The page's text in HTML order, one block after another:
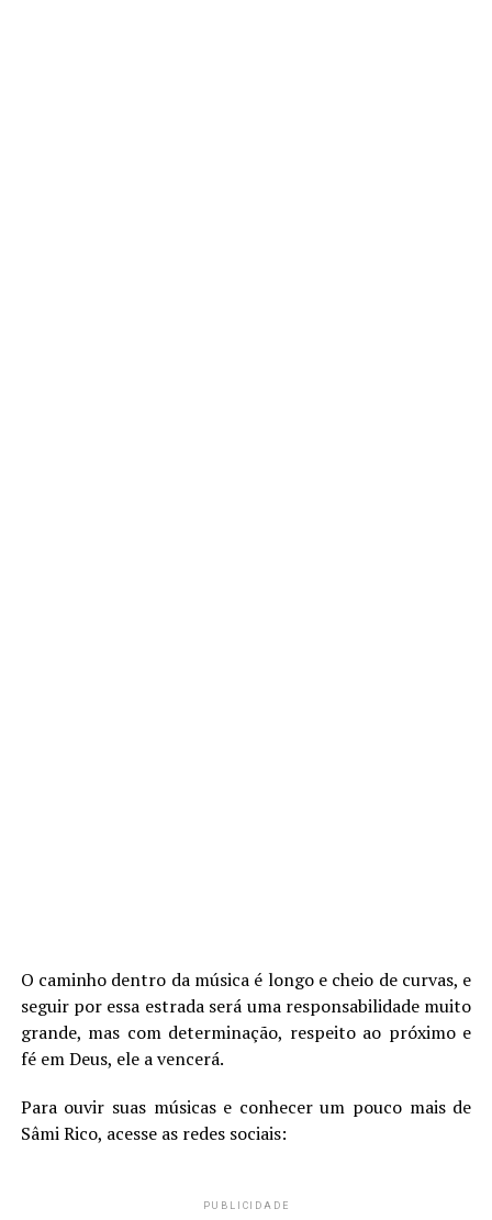
O caminho dentro da música é longo e cheio de curvas, e
seguir por essa estrada será uma responsabilidade muito
grande, mas com determinação, respeito ao próximo e
fé em Deus, ele a vencerá.
Para ouvir suas músicas e conhecer um pouco mais de
Sâmi Rico, acesse as redes sociais:
PUBLICIDADE